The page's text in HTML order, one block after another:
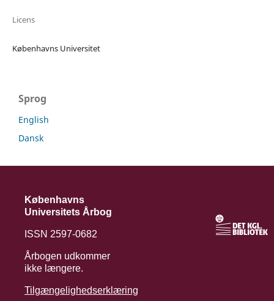
Licens
Københavns Universitet
Sprog
English
Dansk
Københavns
Universitets Årbog
ISSN 2597-0682
Årbogen udkommer
ikke længere.
Tilgængelighedserklæring